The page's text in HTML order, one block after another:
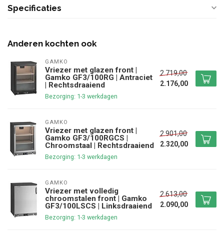
Specificaties
Anderen kochten ook
GAMKO
Vriezer met glazen front |
Gamko GF3/100RG | Antraciet
| Rechtsdraaiend
Bezorging: 1-3 werkdagen
2.719,00
2.176,00
GAMKO
Vriezer met glazen front |
Gamko GF3/100RGCS |
Chroomstaal | Rechtsdraaiend
Bezorging: 1-3 werkdagen
2.901,00
2.320,00
GAMKO
Vriezer met volledig
chroomstalen front | Gamko
GF3/100LSCS | Linksdraaiend
Bezorging: 1-3 werkdagen
2.613,00
2.090,00